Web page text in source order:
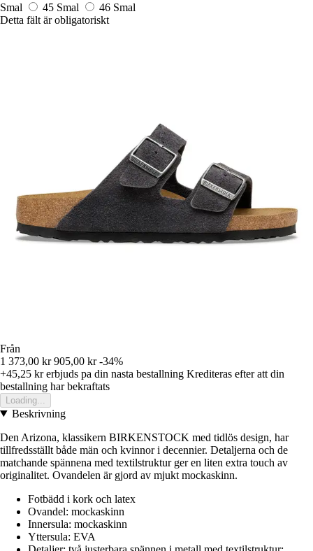
Smal
45 Smal
46 Smal
Detta fält är obligatoriskt
Från
1 373,00 kr 905,00 kr -34%
+45,25 krerbjuds pa din nasta bestallning Krediteras efter att din
bestallning har bekraftats
Loading...
Beskrivning
Den Arizona, klassikern BIRKENSTOCK med tidlös design, har
tillfredsställt både män och kvinnor i decennier. Detaljerna och de
matchande spännena med textilstruktur ger en liten extra touch av
originalitet. Ovandelen är gjord av mjukt mockaskinn.
Fotbädd i kork och latex
Ovandel: mockaskinn
Innersula: mockaskinn
Yttersula: EVA